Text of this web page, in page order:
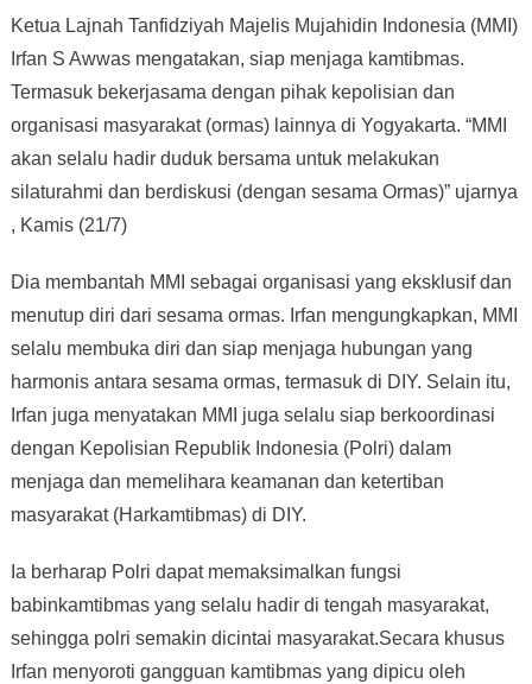
Ketua Lajnah Tanfidziyah Majelis Mujahidin Indonesia (MMI)
Irfan S Awwas mengatakan, siap menjaga kamtibmas.
Termasuk bekerjasama dengan pihak kepolisian dan
organisasi masyarakat (ormas) lainnya di Yogyakarta. “MMI
akan selalu hadir duduk bersama untuk melakukan
silaturahmi dan berdiskusi (dengan sesama Ormas)” ujarnya
, Kamis (21/7)
Dia membantah MMI sebagai organisasi yang eksklusif dan
menutup diri dari sesama ormas. Irfan mengungkapkan, MMI
selalu membuka diri dan siap menjaga hubungan yang
harmonis antara sesama ormas, termasuk di DIY. Selain itu,
Irfan juga menyatakan MMI juga selalu siap berkoordinasi
dengan Kepolisian Republik Indonesia (Polri) dalam
menjaga dan memelihara keamanan dan ketertiban
masyarakat (Harkamtibmas) di DIY.
Ia berharap Polri dapat memaksimalkan fungsi
babinkamtibmas yang selalu hadir di tengah masyarakat,
sehingga polri semakin dicintai masyarakat.Secara khusus
Irfan menyoroti gangguan kamtibmas yang dipicu oleh